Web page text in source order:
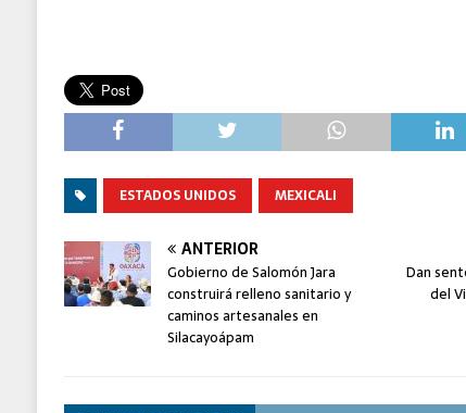
ESTADOS UNIDOS MEXICALI
ANTERIOR
Gobierno de Salomón Jara
construirá relleno sanitario y
caminos artesanales en
Silacayoápam
Dan
del